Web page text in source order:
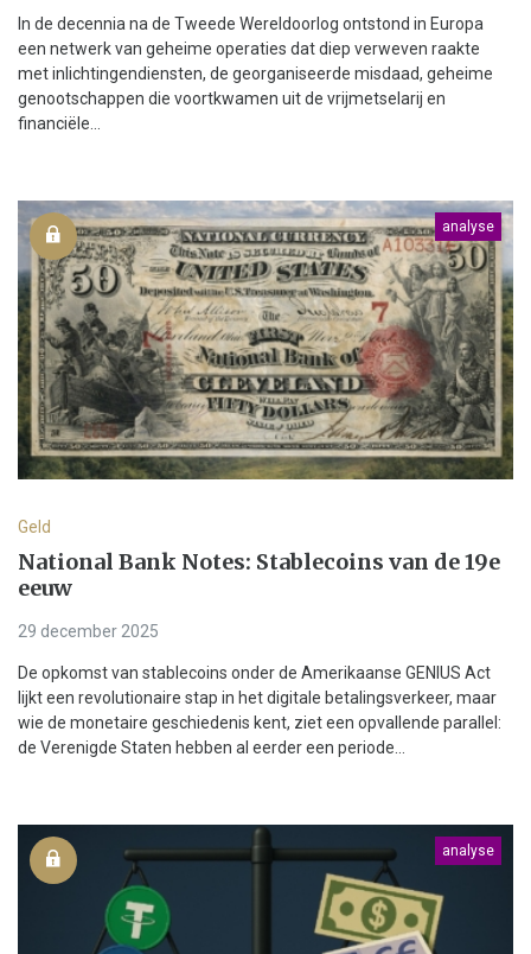
In de decennia na de Tweede Wereldoorlog ontstond in Europa
een netwerk van geheime operaties dat diep verweven raakte
met inlichtingendiensten, de georganiseerde misdaad, geheime
genootschappen die voortkwamen uit de vrijmetselarij en
financiële...
analyse
Geld
National Bank Notes: Stablecoins van de 19e
eeuw
29 december 2025
De opkomst van stablecoins onder de Amerikaanse GENIUS Act
lijkt een revolutionaire stap in het digitale betalingsverkeer, maar
wie de monetaire geschiedenis kent, ziet een opvallende parallel:
de Verenigde Staten hebben al eerder een periode...
analyse